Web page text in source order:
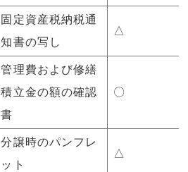
固定資産税納税通
知書の写し
△
管理費および修繕
積立金の額の確認
書
〇
分譲時のパンフレ
ット
△